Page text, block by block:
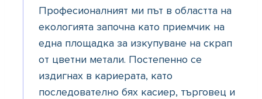
Професионалният ми път в областта на
екологията започна като приемчик на
една площадка за изкупуване на скрап
от цветни метали. Постепенно се
издигнах в кариерата, като
последователно бях касиер, търговец и